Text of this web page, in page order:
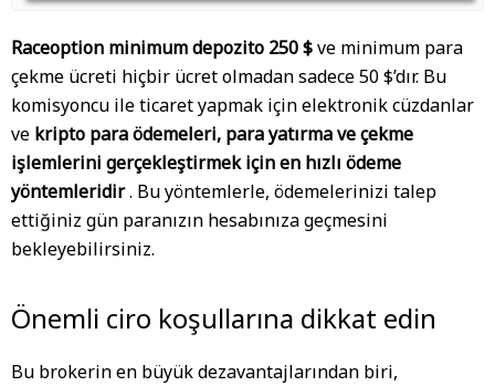
Raceoption minimum depozito 250 $ve minimum para
çekme ücreti hiçbir ücret olmadan sadece 50 $’dır. Bu
komisyoncu ile ticaret yapmak için elektronik cüzdanlar
ve kripto para ödemeleri, para yatırma ve çekme
işlemlerini gerçekleştirmek için en hızlı ödeme
yöntemleridir. Bu yöntemlerle, ödemelerinizi talep
ettiğiniz gün paranızın hesabınıza geçmesini
bekleyebilirsiniz.
Önemli ciro koşullarına dikkat edin
Bu brokerin en büyük dezavantajlarından biri,